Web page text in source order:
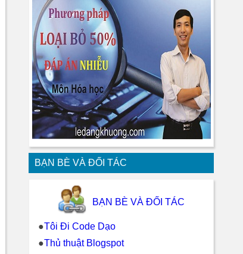
BẠN BÈ VÀ ĐỐI TÁC
BẠN BÈ VÀ ĐỐI TÁC
●Tôi Đi Code Dạo
●Thủ thuật Blogspot